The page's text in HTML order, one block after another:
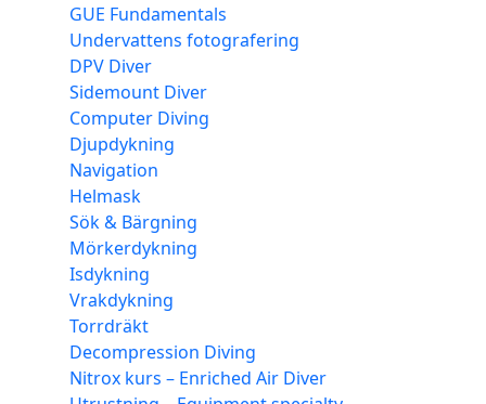
GUE Fundamentals
Undervattens fotografering
DPV Diver
Sidemount Diver
Computer Diving
Djupdykning
Navigation
Helmask
Sök & Bärgning
Mörkerdykning
Isdykning
Vrakdykning
Torrdräkt
Decompression Diving
Nitrox kurs – Enriched Air Diver